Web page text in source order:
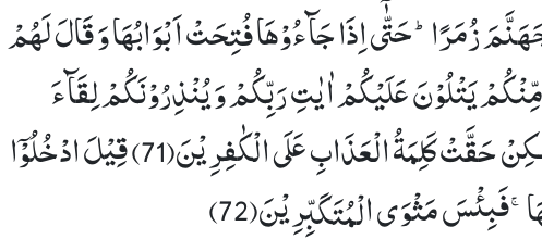
زُمَرًاؕ-حَتّٰۤى اِذَا جَآءُوْهَا فُتِحَتْ اَبْوَابُهَا وَ قَالَ لَهُمْ
یَتْلُوْنَ عَلَیْكُمْ اٰیٰتِ رَبِّكُمْ وَ یُنْذِرُوْنَكُمْ لِقَآءَ
یَوْمِكُمْ هٰذَاؕ-قَالُوْا بَلٰى وَ لٰـكِنْ حَقَّتْ كَلِمَةُ الْعَذَابِ عَلَى الْكٰفِرِیْنَ(71) قِیْلَ ادْخُلُوْۤا
مَثْوَى الْمُتَكَبِّرِیْنَ(72)